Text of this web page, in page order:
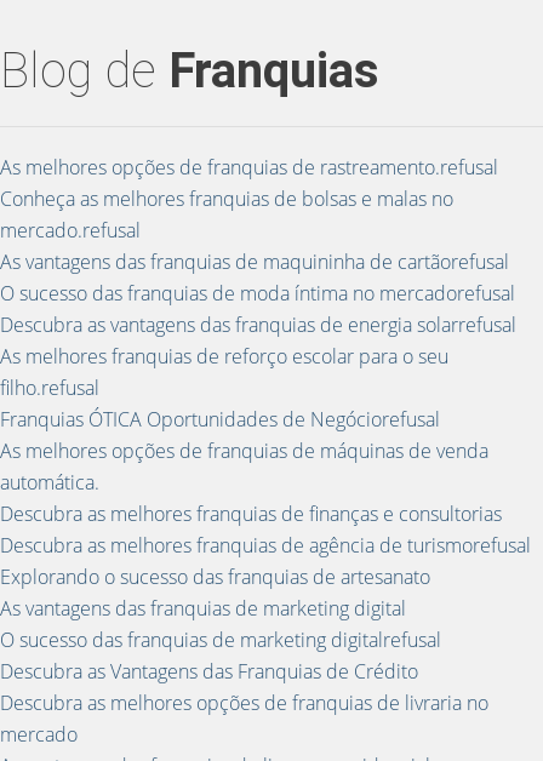
Blog de Franquias
As melhores opções de franquias de rastreamento.refusal
Conheça as melhores franquias de bolsas e malas no
mercado.refusal
As vantagens das franquias de maquininha de cartãorefusal
O sucesso das franquias de moda íntima no mercadorefusal
Descubra as vantagens das franquias de energia solarrefusal
As melhores franquias de reforço escolar para o seu
filho.refusal
Franquias ÓTICA Oportunidades de Negóciorefusal
As melhores opções de franquias de máquinas de venda
automática.
Descubra as melhores franquias de finanças e consultorias
Descubra as melhores franquias de agência de turismorefusal
Explorando o sucesso das franquias de artesanato
As vantagens das franquias de marketing digital
O sucesso das franquias de marketing digitalrefusal
Descubra as Vantagens das Franquias de Crédito
Descubra as melhores opções de franquias de livraria no
mercado